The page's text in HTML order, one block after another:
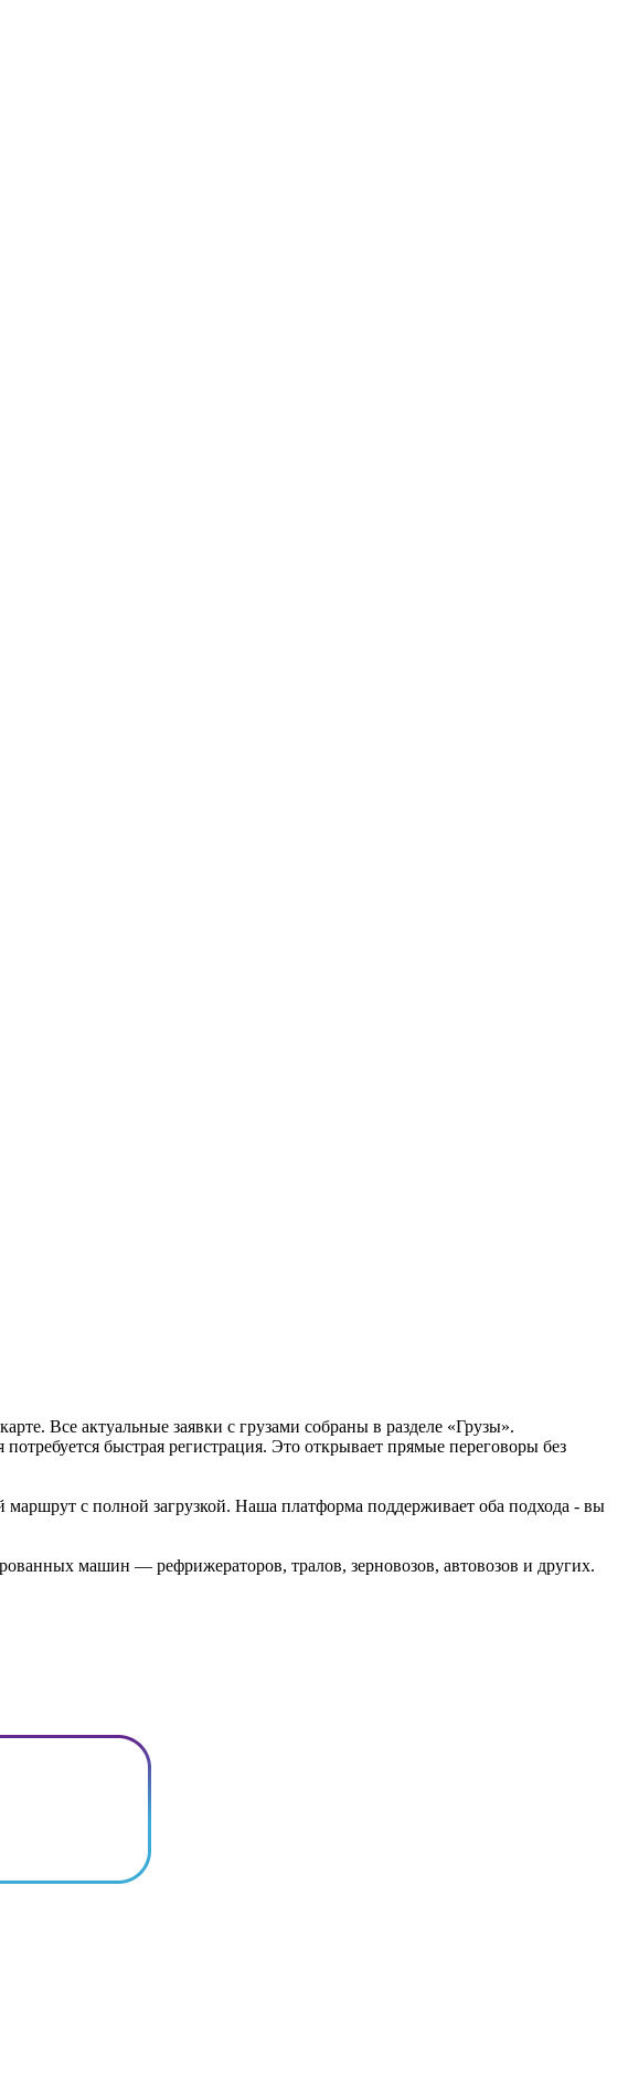
Все актуальные заявки с грузами собраны в разделе «Грузы».
быстрая регистрация. Это открывает прямые переговоры без
с полной загрузкой. Наша платформа поддерживает оба подхода - вы
машин — рефрижераторов, тралов, зерновозов, автовозов и других.